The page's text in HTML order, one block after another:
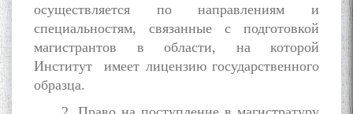
осуществляется по направлениям и
специальностям, связанные с подготовкой
магистрантов в области, на которой
Институт имеет лицензию государственного
образца.